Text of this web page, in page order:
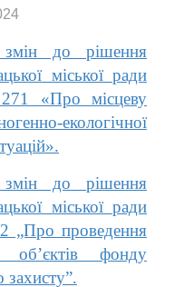
до рішення
міської ради
«Про місцеву
екологічної
до рішення
міської ради
„Про проведення
об’єктів фонду
захисту”.